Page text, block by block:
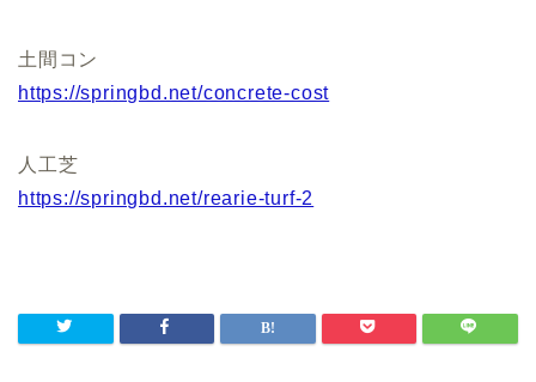
土間コン
https://springbd.net/concrete-cost
人工芝
https://springbd.net/rearie-turf-2